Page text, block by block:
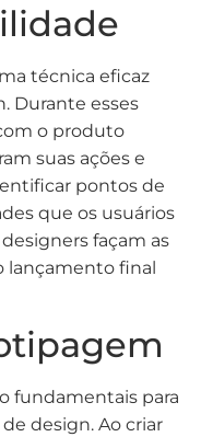
técnica eficaz
Durante esses
o produto
suas ações e
pontos de
que os usuários
façam as
lançamento final
fundamentais para
design. Ao criar